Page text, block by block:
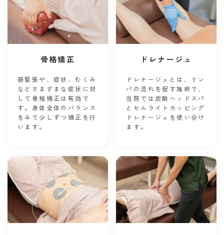
骨格矯正
筋緊張や、症状、むくみ
などさまざまな症状に対
して骨格矯正は有効で
す。身体全体のバランス
をみて少しずつ矯正を行
います。
ドレナージュ
ドレナージュとは、リン
パの流れを促す施術で、
当院では炭酸ヘッドスパ
とセルライトカッピング
ドレナージュを使い分け
ます。